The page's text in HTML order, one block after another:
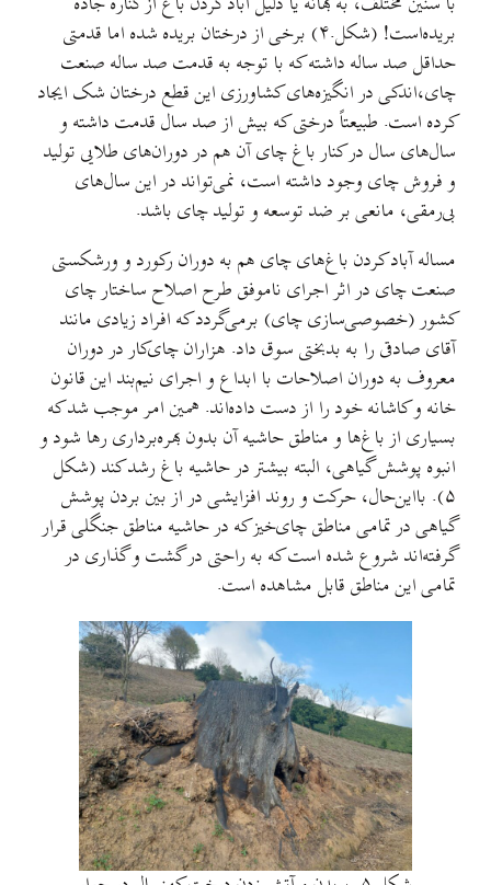
بریده‌است! (شکل.۴) برخی از درختان بریده شده اما قدمتی
حداقل صد ساله داشته که با توجه به قدمت صد ساله صنعت
چای،‌اندکی در انگیزه‌های کشاورزی این قطع درختان شک ایجاد
‌کرده است. طبیعتاً درختی که بیش از صد سال قدمت داشته و
سال‌های سال در کنار باغ چای آن هم در دوران‌های طلایی تولید
و فروش چای وجود داشته است، نمی‌تواند در این سال‌های
بی‌رمقی، مانعی بر ضد توسعه و تولید چای باشد.
مساله آباد کردن باغ‌های چای هم به دوران رکورد و ورشکستی
صنعت چای در اثر اجرای ناموفق طرح اصلاح ساختار چای
کشور (خصوصی‌سازی چای) برمی‌گردد که افراد زیادی مانند
آقای صادقی را به بدبختی سوق داد. هزاران چای‌کار در دوران
معروف به دوران اصلاحات با ابداع و اجرای نیم‌بند این قانون
خانه و کاشانه خود را از دست داده‌اند. همین امر موجب شد که
بسیاری از باغ‌ها و مناطق حاشیه آن بدون بهره‌برداری رها شود و
انبوه پوشش گیاهی، البته بیشتر در حاشیه باغ رشد کند (شکل
۵). با‌این‌حال، حرکت و روند افزایشی در از بین بردن پوشش
گیاهی در تمامی مناطق چای‌خیز که در حاشیه مناطق جنگلی قرار
گرفته‌اند شروع شده است که به راحتی در گشت و گذاری در
تمامی این مناطق قابل مشاهده است.